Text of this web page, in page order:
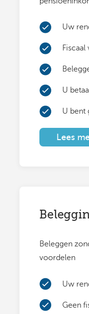
Uw
U
U bent
Lees
Beleggen
voordelen
Uw
Geen